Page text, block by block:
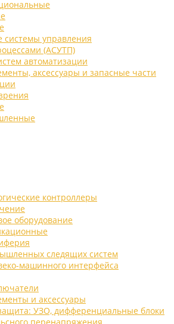
системы управления
(АСУТП)
автоматизации
аксессуары и запасные части
контроллеры
оборудование
следящих систем
машинного интерфейса
и аксессуары
УЗО, дифференциальные блоки